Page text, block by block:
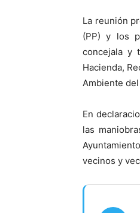
La reunión
(PP) y los
concejala y
Hacienda,
Ambiente
En
las
vecinos y